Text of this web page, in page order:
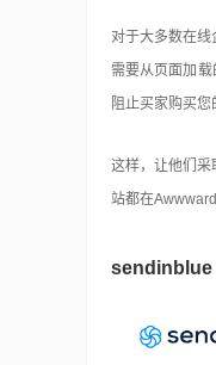
对于大多数在
需要从页面加载
阻止买家购买
这样，让他们采
站都在
sendinblue